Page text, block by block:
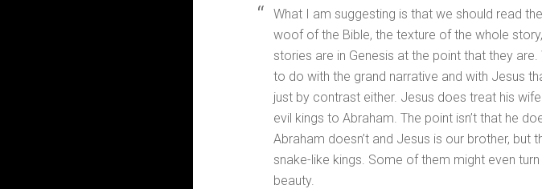
What I am suggesting is that we should read
woof of the Bible, the texture of the whole
stories are in Genesis at the point that they
to do with the grand narrative and with Jesus
just by contrast either. Jesus does treat his
evil kings to Abraham. The point isn’t that he
Abraham doesn’t and Jesus is our brother, but
snake-like kings. Some of them might even
beauty.